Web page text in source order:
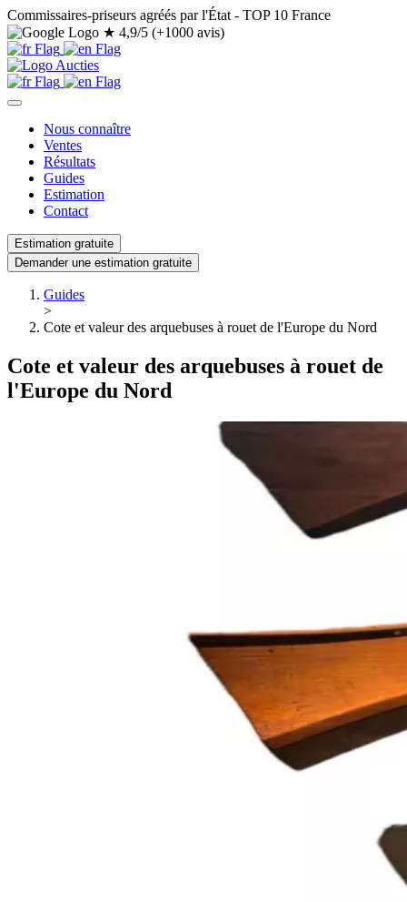
Commissaires-priseurs agréés par l'État - TOP 10 France
★ 4,9/5 (+1000 avis)
Nous connaître
Ventes
Résultats
Guides
Estimation
Contact
Estimation gratuite
Demander une estimation gratuite
Guides
>
Cote et valeur des arquebuses à rouet de l'Europe du Nord
Cote et valeur des arquebuses à rouet de
l'Europe du Nord